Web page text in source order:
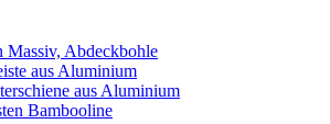
Massiv, Abdeckbohle
aus Aluminium
aus Aluminium
Bambooline